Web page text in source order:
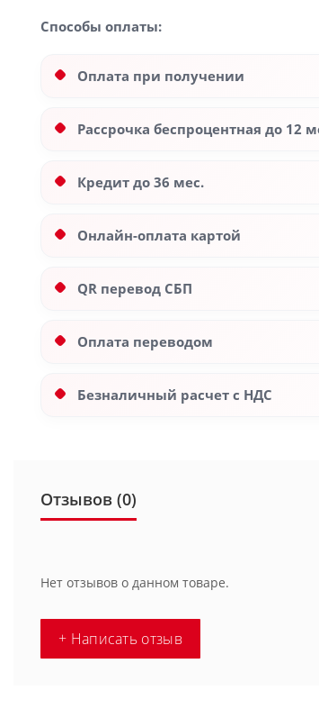
Способы оплаты:
Оплата при получении
Рассрочка беспроцентная до 12
Кредит до 36 мес.
Онлайн-оплата картой
QR перевод СБП
Оплата переводом
Безналичный расчет с НДС
Отзывов (0)
Нет отзывов о данном товаре.
+ Написать отзыв